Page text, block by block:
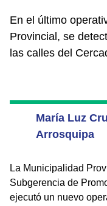
En el último
Provincial, se
las calles del
María Luz
Arrosquipa
La Municipalidad
Subgerencia de
ejecutó un nuevo